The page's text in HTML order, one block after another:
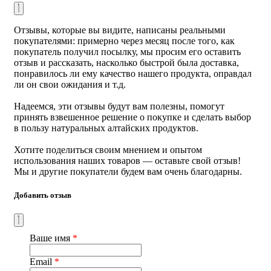
обменных процессов в суставных тканях. В
сочетании с сабельником улучшает синтез коллагена
– основного строительного вещества хрящевых
тканей, дефицит которого приводит к развитию
артрозов.
Череда- нормализует нарушенный обмен веществ
ткани.
Можжевельник- нормализует функцию почек.
Выводит токсичные вещества из организма.
синовиальной жидкости. Усиливает функцию
внутрисуставной смазки, предотвращая трение
суставных поверхностей и их изнашивание.
питание суставных тканей. Удерживает воду в
Приготовление
кипятка (1 пирамидка 3,5 г), обязательно настаивать в
термосе 4-6 часов.
Способ применения: 1/3 стакана за 30 минут до еды 3
Отзывы, которые вы видите, написаны реальными
покупателями: примерно через месяц после того, как
покупатель получил посылку, мы просим его оставить
отзыв и рассказать, насколько быстрой была доставка,
понравилось ли ему качество нашего продукта, оправдал
ли он свои ожидания и т.д.
Надеемся, эти отзывы будут вам полезны, помогут
принять взвешенное решение о покупке и сделать выбор
в пользу натуральных алтайских продуктов.
Хотите поделиться своим мнением и опытом
использования наших товаров — оставьте свой отзыв!
Мы и другие покупатели будем вам очень благодарны.
Добавить отзыв
Ваше имя *
Email *